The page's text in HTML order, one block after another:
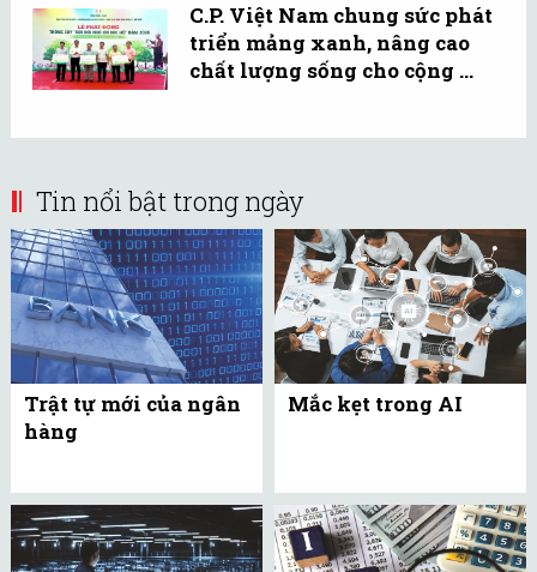
C.P. Việt Nam chung sức phát
triển mảng xanh, nâng cao
chất lượng sống cho cộng ...
Tin nổi bật trong ngày
Trật tự mới của ngân
hàng
Mắc kẹt trong AI